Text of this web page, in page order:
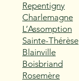
Repentigny
Charlemagne
L’Assomption
Sainte-Thérèse
Blainville
Boisbriand
Rosemère